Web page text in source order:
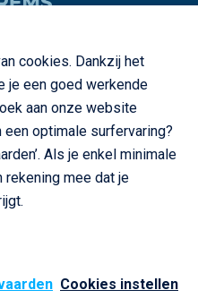
2026. Alle rechten
voorwaarden
cookies. Dankzij het
je een goed werkende
aan onze website
een optimale surfervaring?
Als je enkel minimale
rekening mee dat je
Cookies instellen